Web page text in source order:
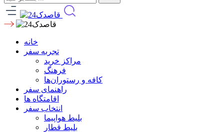
خانه
تجربه سفر
مراکز خرید
فرهنگ
کافه و رستوران‌ها
راهنمای سفر
اقامتگاه ها
انتخاب سفر
بلیط هواپیما
بلیط قطار